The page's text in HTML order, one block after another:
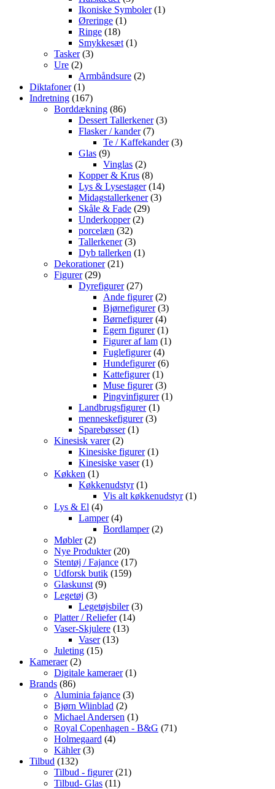
varer
Ikoniske Symboler 11
Øreringe 11
Ringe 1818
varer
Smykkesæt 11
Tasker 33
Ure 22
varer
Armbåndsure 22
Diktafoner 11
vare
Indretning 167167
varer
Borddækning 8686
varer
Dessert Tallerkener 33
Flasker / kander 77
varer
Te / Kaffekander 33
Glas 99
varer
Vinglas 22
varer
Kopper & Krus 88
varer
Lys & Lysestager 1414
varer
Midagstallerkener 33
Skåle & Fade 2929
Underkopper 22
porcelæn 3232
varer
Tallerkener 33
varer
Dyb tallerken 11
Dekorationer 2121
Figurer 2929
varer
Dyrefigurer 2727
varer
Ande figurer 22
varer
Bjørnefigurer 33
varer
Børnefigurer 44
varer
Egern figurer 11
vare
Figurer af lam 11
Fuglefigurer 44
varer
Hundefigurer 66
Kattefigurer 11
vare
Muse figurer 33
varer
Pingvinfigurer 11
Landbrugsfigurer 11
vare
menneskefigurer 33
Sparebøsser 11
Kinesisk varer 22
varer
Kinesiske figurer 11
Kinesiske vaser 11
Køkken 11
vare
Køkkenudstyr 11
vare
Vis alt køkkenudstyr 11
Lys & El 44
varer
Lamper 44
varer
Bordlamper 22
Møbler 22
varer
Nye Produkter 2020
varer
Stentøj / Fajance 1717
Udforsk butik 159159
Glaskunst 99
Legetøj 33
varer
Legetøjsbiler 33
Platter / Reliefer 1414
Vaser-Skjulere 1313
Vaser 1313
Juleting 1515
Kameraer 22
varer
Digitale kameraer 11
Brands 8686
varer
Aluminia fajance 33
Bjørn Wiinblad 22
varer
Michael Andersen 11
vare
Royal Copenhagen - B&G 7171
Holmegaard 44
Kähler 33
Tilbud 132132
varer
Tilbud - figurer 2121
Tilbud- Glas 1111